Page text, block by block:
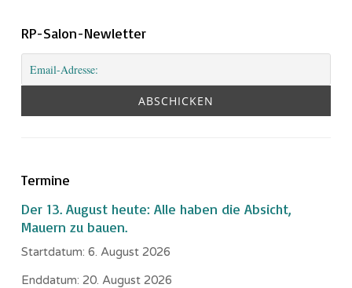
RP-Salon-Newletter
Termine
Der 13. August heute: Alle haben die Absicht,
Mauern zu bauen.
Startdatum: 6. August 2026
Enddatum: 20. August 2026